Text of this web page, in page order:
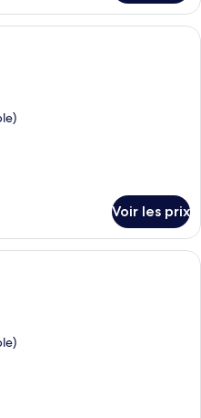
Un lit double avec une tête de lit en
Voir les prix
Un lit double avec une tête de lit en